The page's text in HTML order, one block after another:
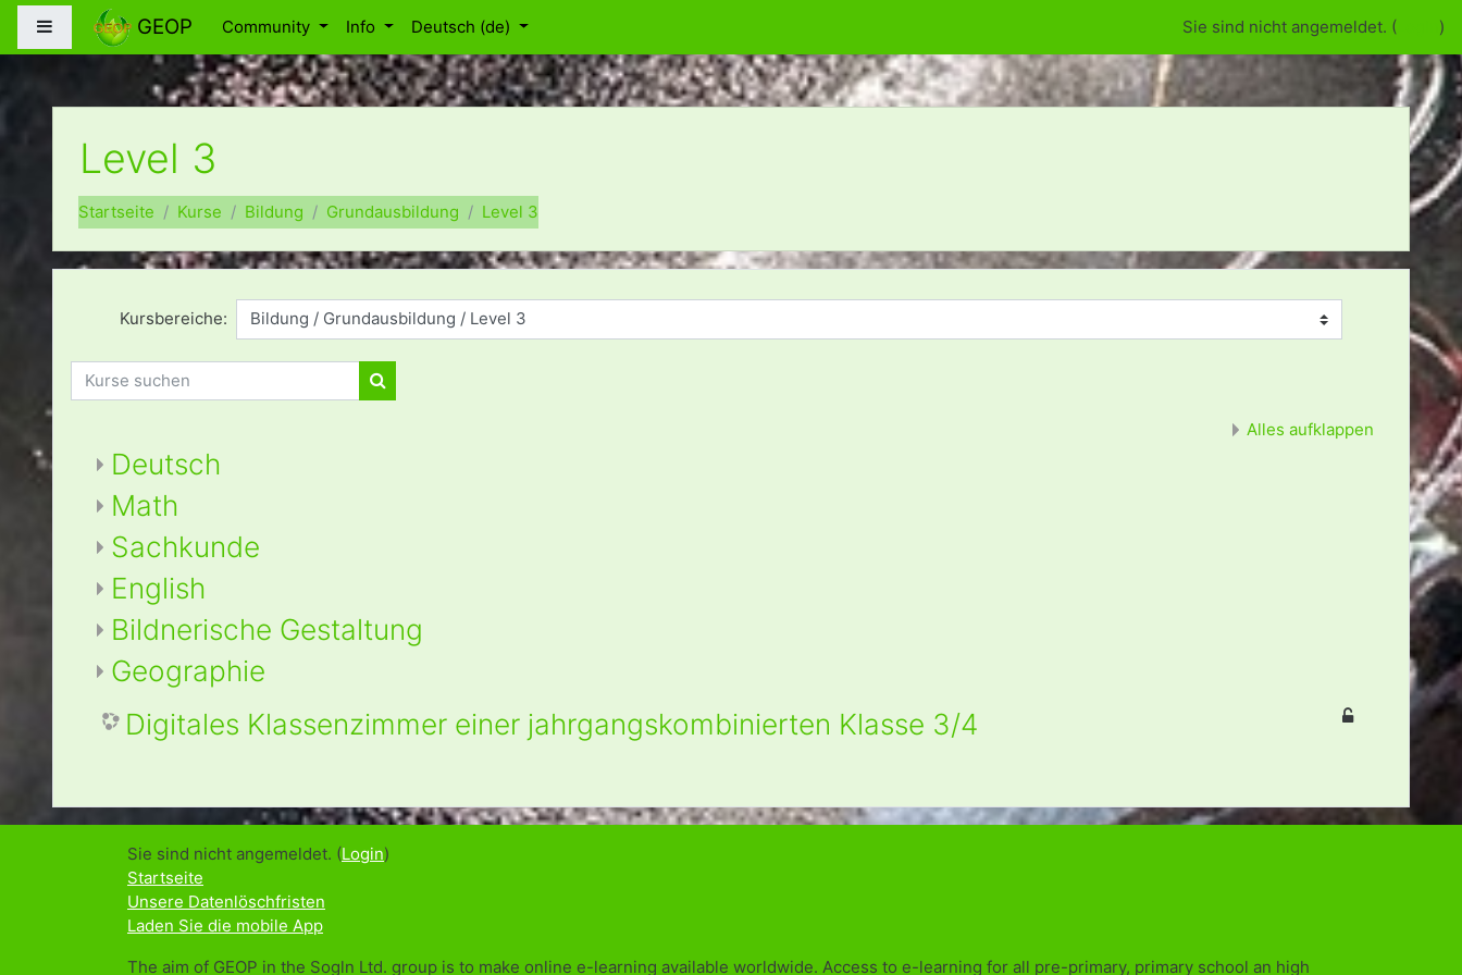
Zum Hauptinhalt
Website-Übersicht
GEOP Community Info Deutsch ‎(de)‎ Sie sind nicht angemeldet. ( )
Level 3
Startseite Kurse Bildung Grundausbildung Level 3
Kursbereiche:
Kurse suchen
Kurse suchen
Alles aufklappen
Deutsch
Math
Sachkunde
English
Bildnerische Gestaltung
Geographie
Digitales Klassenzimmer einer jahrgangskombinierten Klasse 3/4
Sie sind nicht angemeldet. (Login)
Startseite
Unsere Datenlöschfristen
Laden Sie die mobile App
The aim of GEOP in the Sogln Ltd. group is to make online e-learning available worldwide. Access to e-learning for all pre-primary, primary school an high